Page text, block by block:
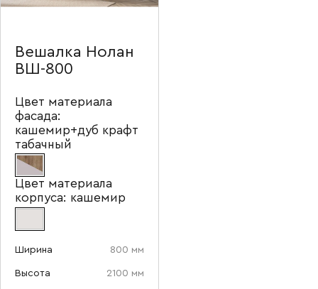
Вешалка Нолан
ВШ-800
Цвет материала
фасада:
кашемир+дуб крафт
табачный
Цвет материала
корпуса: кашемир
Ширина 800 мм
Высота 2100 мм